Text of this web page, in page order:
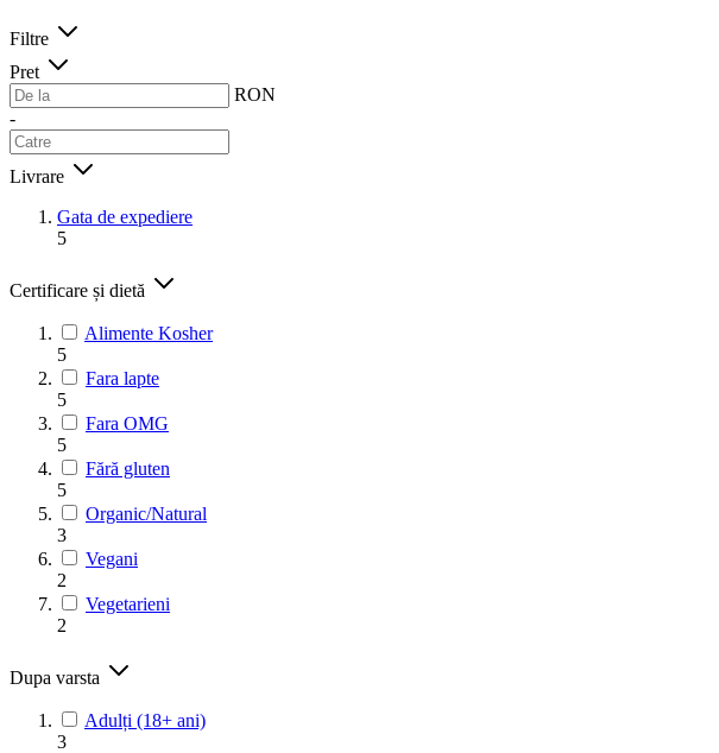
Filtre
Pret
RON
-
Livrare
Gata de expediere
5
Certificare și dietă
Alimente Kosher
5
Fara lapte
5
Fara OMG
5
Fără gluten
5
Organic/Natural
3
Vegani
2
Vegetarieni
2
Dupa varsta
Adulți (18+ ani)
3